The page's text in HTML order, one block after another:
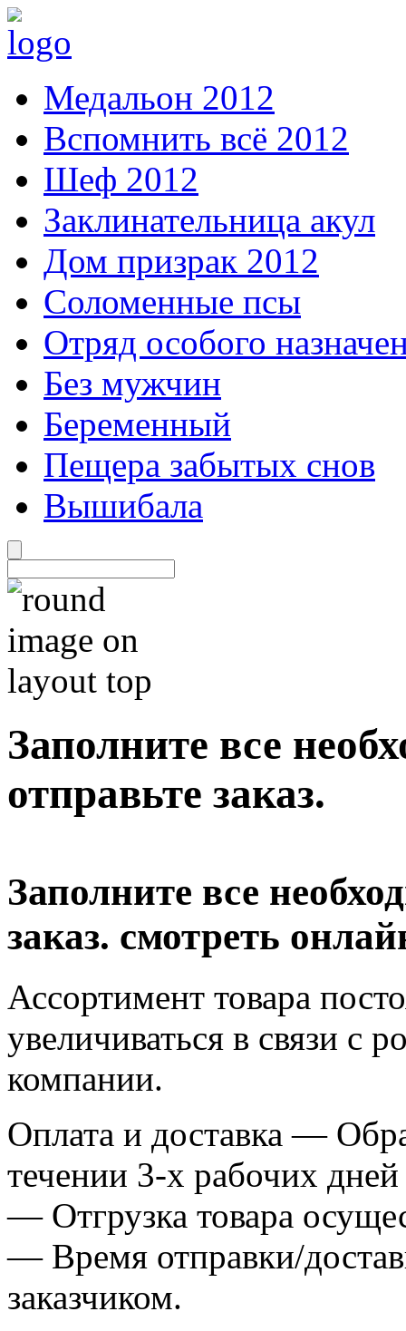
Медальон 2012
Вспомнить всё 2012
Шеф 2012
Заклинательница акул
Дом призрак 2012
Соломенные псы
Отряд особого
Без мужчин
Беременный
Пещера забытых снов
Вышибала
Заполните все
отправьте заказ.
Заполните все
заказ. смотреть
Ассортимент товара
увеличиваться в связи с
компании.
Оплата и доставка —
течении 3-х рабочих
— Отгрузка товара
— Время отправки/
заказчиком.